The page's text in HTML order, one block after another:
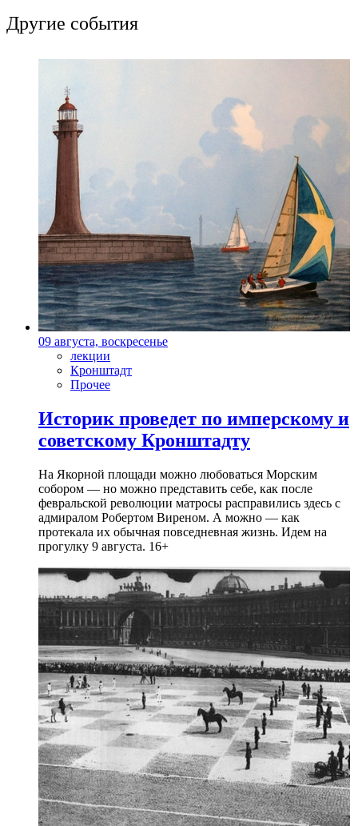
Другие события
09 августа, воскресенье
лекции
Кронштадт
Прочее
Историк проведет по имперскому и
советскому Кронштадту
На Якорной площади можно любоваться Морским
собором — но можно представить себе, как после
февральской революции матросы расправились здесь с
адмиралом Робертом Виреном. А можно — как
протекала их обычная повседневная жизнь. Идем на
прогулку 9 августа. 16+